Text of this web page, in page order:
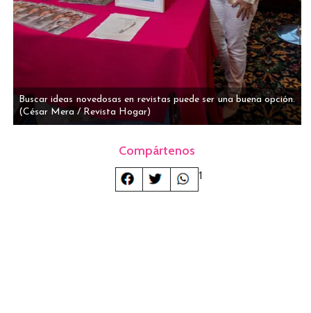
Buscar ideas novedosas en revistas puede ser una buena opción.
(César Mera / Revista Hogar)
Compártenos
1